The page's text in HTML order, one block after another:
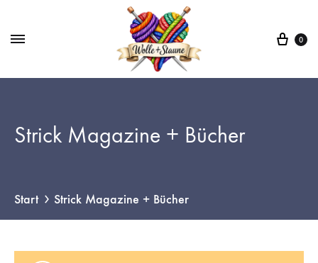
0
Strick Magazine + Bücher
Start Strick Magazine + Bücher